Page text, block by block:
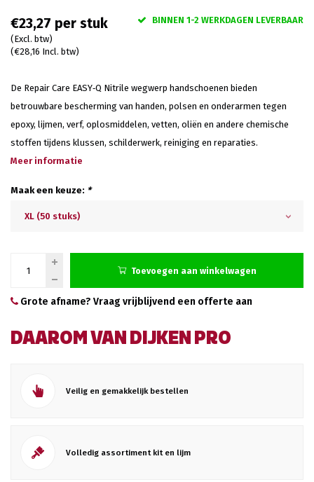
€23,27
(Excl. btw)
(€28,16 Incl. btw)
BINNEN 1-2 WERKDAGEN LEVERBAAR
De Repair Care EASY‑Q Nitrile wegwerp handschoenen bieden
betrouwbare bescherming van handen, polsen en onderarmen tegen
epoxy, lijmen, verf, oplosmiddelen, vetten, oliën en andere chemische
stoffen tijdens klussen, schilderwerk, reiniging en reparaties.
Meer informatie
Maak een keuze: *
XL (50 stuks)
Toevoegen aan winkelwagen
Grote afname? Vraag vrijblijvend een offerte aan
DAAROM VAN DIJKEN PRO
Veilig en gemakkelijk bestellen
Volledig assortiment kit en lijm